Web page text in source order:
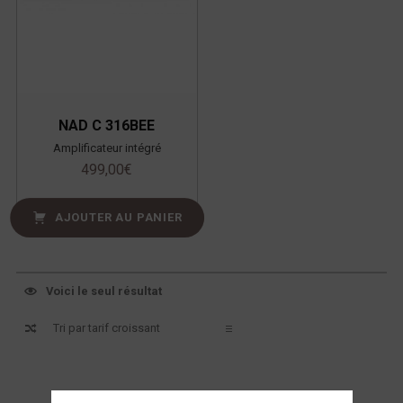
NAD C 316BEE
Amplificateur intégré
499,00€
AJOUTER AU PANIER
Voici le seul résultat